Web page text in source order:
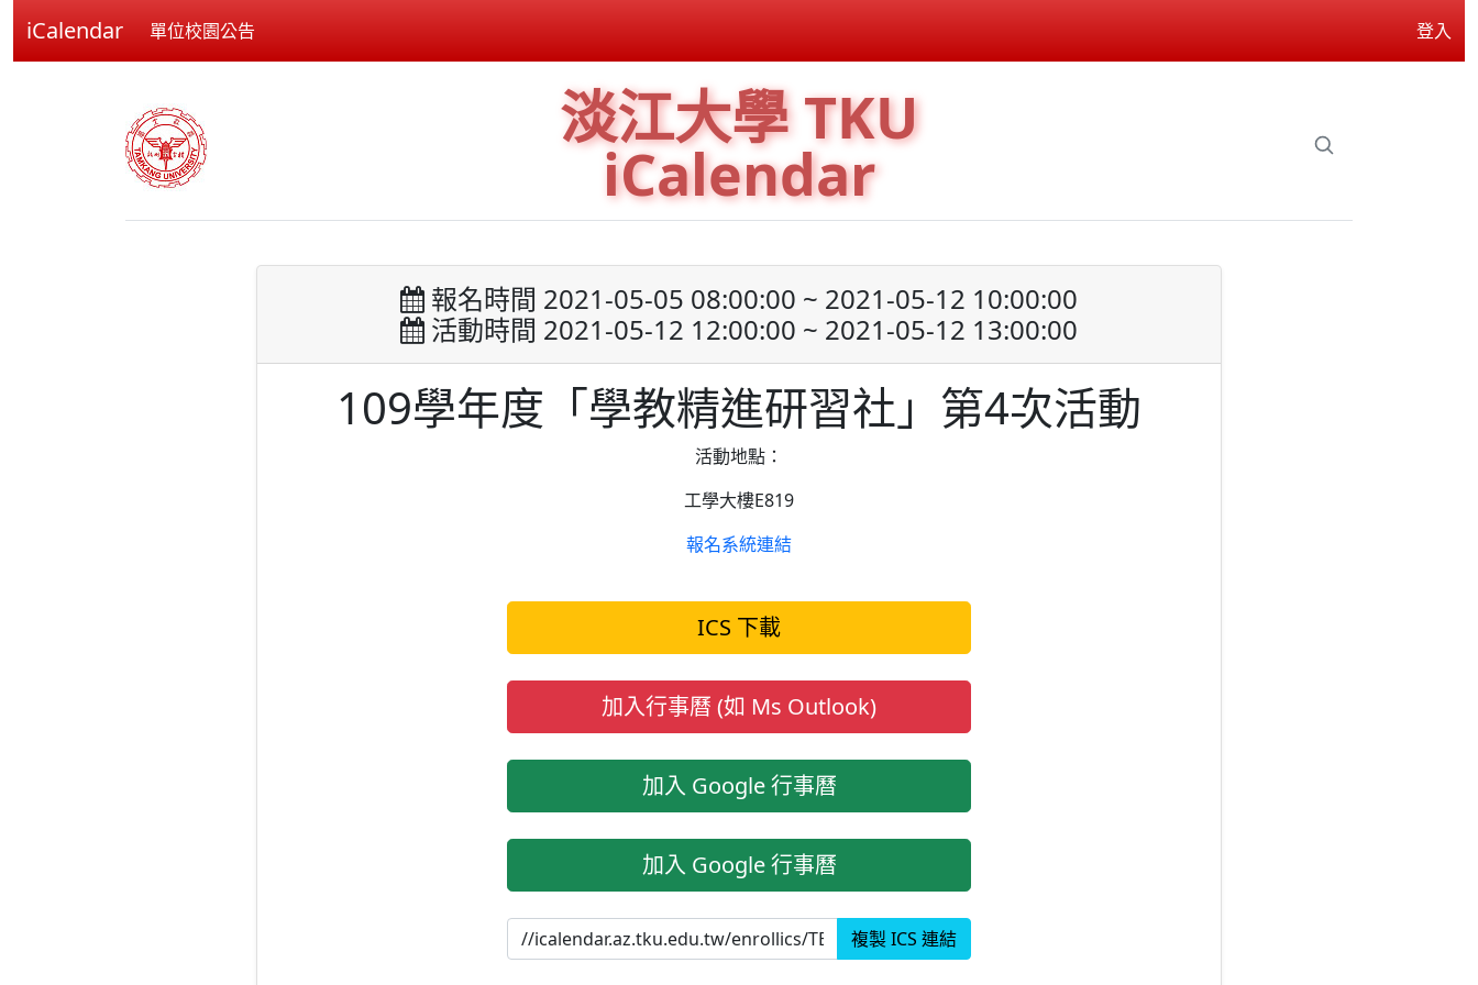
iCalendar 單位校園公告 登入
淡江大學 TKU
iCalendar
報名時間 2021-05-05 08:00:00 ~ 2021-05-12 10:00:00
活動時間 2021-05-12 12:00:00 ~ 2021-05-12 13:00:00
109學年度「學教精進研習社」第4次活動
活動地點：
工學大樓E819
報名系統連結
ICS 下載
加入行事曆 (如 Ms Outlook)
加入 Google 行事曆
加入 Google 行事曆
複製 ICS 連結